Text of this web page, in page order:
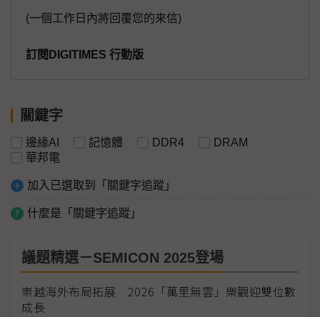
(一個工作日內將回覆您的來信)
訂閱DIGITIMES 行動版
關鍵字
邊緣AI 記憶體 DDR4
DRAM
華邦電
加入已選取到「關鍵字追蹤」
什麼是「關鍵字追蹤」
議題精選－SEMICON 2025登場
崇越海外布局拓展 2026「萬里無雲」樂觀迎雙位數
成長